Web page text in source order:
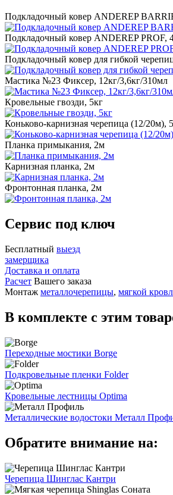
Подкладочный ковер ANDEREP
Подкладочный ковер ANDEREP PROF,
Подкладочный ковер для гибкой
Мастика №23 Фиксер, 12кг/3,6кг/310мл
Кровельные гвозди, 5кг
Коньково-карнизная черепица (12/20м),
Планка примыкания, 2м
Карнизная планка, 2м
Фронтонная планка, 2м
Сервис под ключ
Бесплатный выезд
замерщика
Доставка и оплата
Расчет Вашего заказа
Монтаж металлочерепицы, мягкой
В комплекте с этим
Переходные мостики Borge
Подкровельные пленки Folder
Кровельные лестницы Optima
Металлические водостоки Металл
Обратите внимание на:
Черепица Шинглас Кантри